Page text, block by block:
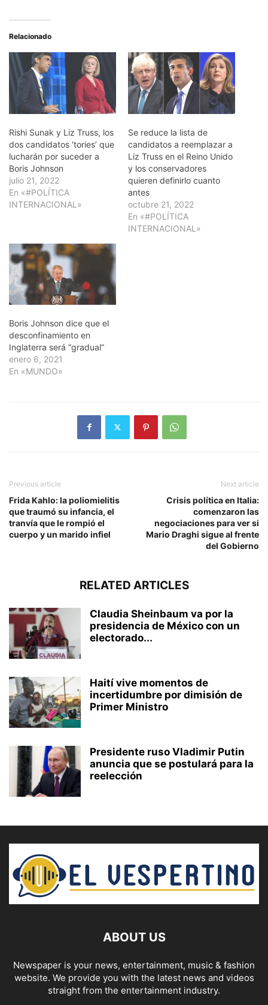
Relacionado
Rishi Sunak y Liz Truss, los
dos candidatos ‘tories’ que
lucharán por suceder a
Boris Johnson
julio 21, 2022
En «#POLÍTICA
INTERNACIONAL»
Se reduce la lista de
candidatos a reemplazar a
Liz Truss en el Reino Unido
y los conservadores
quieren definirlo cuanto
antes
octubre 21, 2022
En «#POLÍTICA
INTERNACIONAL»
Boris Johnson dice que el
desconfinamiento en
Inglaterra será “gradual”
enero 6, 2021
En «MUNDO»
Previous article
Frida Kahlo: la poliomielitis
que traumó su infancia, el
tranvía que le rompió el
cuerpo y un marido infiel
Next article
Crisis política en Italia:
comenzaron las
negociaciones para ver si
Mario Draghi sigue al frente
del Gobierno
RELATED ARTICLES
Claudia Sheinbaum va por la
presidencia de México con un
electorado...
Haití vive momentos de
incertidumbre por dimisión de
Primer Ministro
Presidente ruso Vladimir Putin
anuncia que se postulará para la
reelección
ABOUT US
Newspaper is your news, entertainment, music & fashion
website. We provide you with the latest news and videos
straight from the entertainment industry.